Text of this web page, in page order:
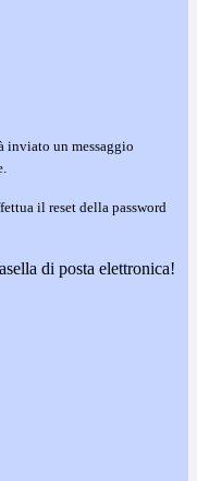
inviato un messaggio
il reset della password
di posta elettronica!